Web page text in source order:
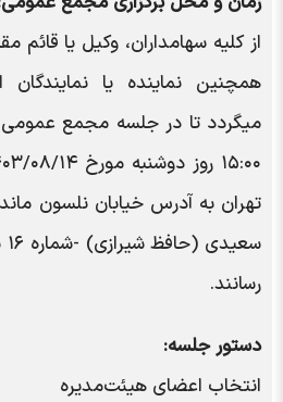
از کلیه سهامداران، وکیل یا
همچنین نماینده یا
میگردد تا در جلسه مجمع
تهران به آدرس خیابان نلسون
رسانند.
دستور جلسه:
انتخاب اعضای هیئت‌مدیره